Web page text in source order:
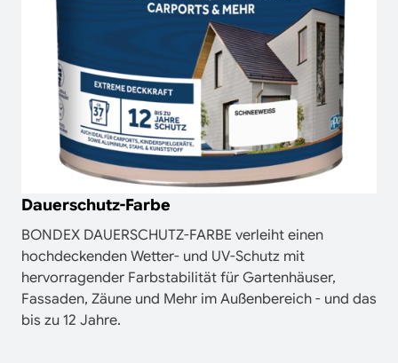
Dauerschutz-Farbe
BONDEX DAUERSCHUTZ-FARBE verleiht einen
hochdeckenden Wetter- und UV-Schutz mit
hervorragender Farbstabilität für Gartenhäuser,
Fassaden, Zäune und Mehr im Außenbereich - und das
bis zu 12 Jahre.